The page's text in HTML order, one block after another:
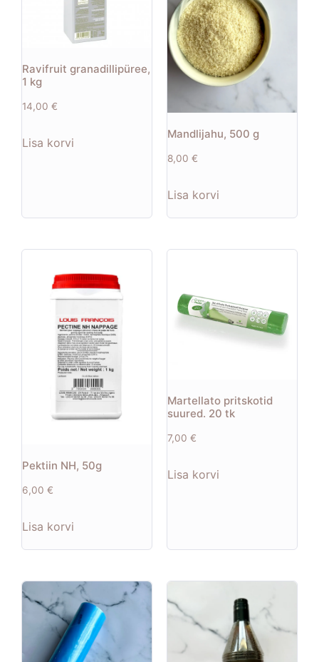
Ravifruit granadillipüree,
1 kg
14,00 €
Lisa korvi
Mandlijahu, 500 g
8,00 €
Lisa korvi
Pektiin NH, 50g
6,00 €
Lisa korvi
Martellato pritskotid
suured. 20 tk
7,00 €
Lisa korvi